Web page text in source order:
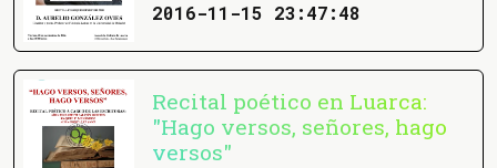
2016-11-15 23:47:48
Recital poético en Luarca:
"Hago versos, señores, hago
versos"